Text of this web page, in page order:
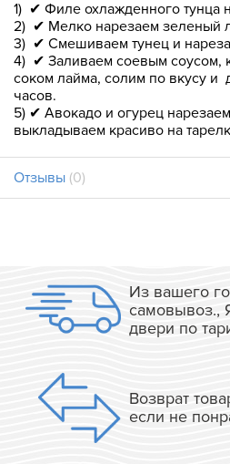
1) ✔︎ Филе охлажденного тунца
2) ✔︎ Мелко нарезаем зеленый
3) ✔︎ Смешиваем тунец и
4) ✔︎ Заливаем соевым соусом,
соком лайма, солим по вкусу и
часов.
5) ✔︎ Авокадо и огурец
выкладываем красиво на
Отзывы (0)
Из вашего
самовывоз.,
двери по
Возврат
если не